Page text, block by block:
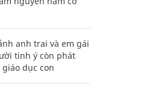
anh trai và em gái
tinh ý còn phát
dục con